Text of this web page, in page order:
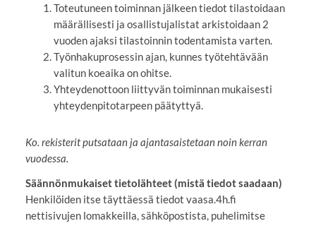
Toteutuneen toiminnan jälkeen tiedot tilastoidaan
määrällisesti ja osallistujalistat arkistoidaan 2
vuoden ajaksi tilastoinnin todentamista varten.
Työnhakuprosessin ajan, kunnes työtehtävään
valitun koeaika on ohitse.
Yhteydenottoon liittyvän toiminnan mukaisesti
yhteydenpitotarpeen päätyttyä.
Ko. rekisterit putsataan ja ajantasaistetaan noin kerran
vuodessa.
Säännönmukaiset tietolähteet (mistä tiedot saadaan)
Henkilöiden itse täyttäessä tiedot vaasa.4h.fi
nettisivujen lomakkeilla, sähköpostista, puhelimitse